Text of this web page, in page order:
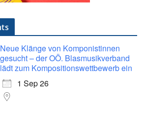
Neue Klänge von Komponistinnen
gesucht – der OÖ. Blasmusikverband
lädt zum Kompositionswettbewerb ein
1 Sep 26